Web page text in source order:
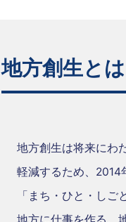
地方創生と
地方創生は将来にわ
軽減するため、2014
「まち・ひと・しご